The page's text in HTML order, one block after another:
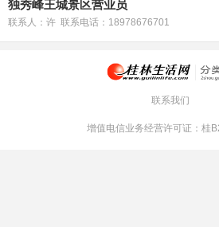
独秀峰王城景区营业员
联系人：许 联系电话：18978676701
联系我们
增值电信业务经营许可证：桂